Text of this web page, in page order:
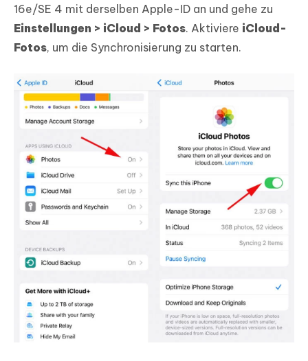
16e/SE 4 mit derselben Apple-ID an und gehe zu
Einstellungen > iCloud > Fotos. Aktiviere iCloud-
Fotos, um die Synchronisierung zu starten.